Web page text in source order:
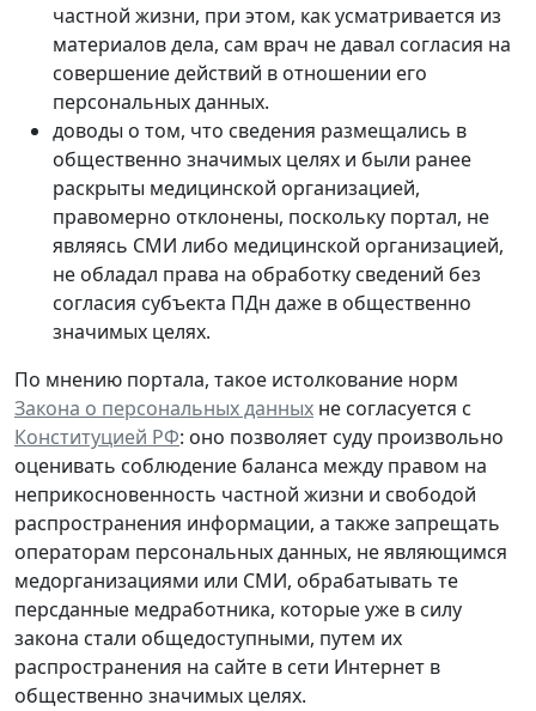
частной жизни, при этом, как усматривается из
материалов дела, сам врач не давал согласия на
совершение действий в отношении его
персональных данных.
доводы о том, что сведения размещались в
общественно значимых целях и были ранее
раскрыты медицинской организацией,
правомерно отклонены, поскольку портал, не
являясь СМИ либо медицинской организацией,
не обладал права на обработку сведений без
согласия субъекта ПДн даже в общественно
значимых целях.
По мнению портала, такое истолкование норм
Закона о персональных данных не согласуется с
Конституцией РФ: оно позволяет суду произвольно
оценивать соблюдение баланса между правом на
неприкосновенность частной жизни и свободой
распространения информации, а также запрещать
операторам персональных данных, не являющимся
медорганизациями или СМИ, обрабатывать те
персданные медработника, которыеуже в силу
закона стали общедоступными, путем их
распространения на сайте в сети Интернет в
общественно значимых целях.